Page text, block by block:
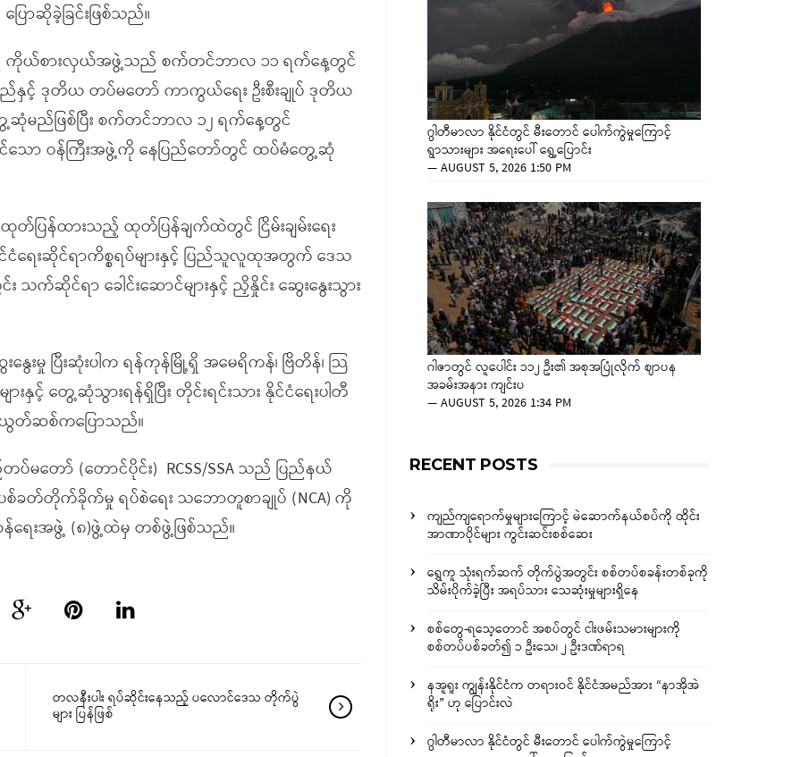
ာဆိုခဲ့ခြင်းဖြစ်သည်။
မည့် ကိုယ်စားလှယ်အဖွဲ့သည် စက်တင်ဘာလ ၁၁ ရက်နေ့တွင်
ည်နှင့် ဒုတိယ တပ်မတော် ကာကွယ်ရေး ဦးစီးချုပ် ဒုတိယ
ဆုံမည်ဖြစ်ပြီး စက်တင်ဘာလ ၁၂ ရက်နေ့တွင်
ာင်သော ဝန်ကြီးအဖွဲ့ကို နေပြည်တော်တွင် ထပ်မံတွေ့ဆုံ
ပြန်ထားသည့် ထုတ်ပြန်ချက်ထဲတွင် ငြိမ်းချမ်းရေး
ငံရေးဆိုင်ရာကိစ္စရပ်များနှင့် ပြည်သူလူထုအတွက် ဒေသ
သက်ဆိုင်ရာ ခေါင်းဆောင်များနှင့် ညှိနှိုင်း ဆွေးနွေးသွား
ေးမှု ပြီးဆုံးပါက ရန်ကုန်မြို့ရှိ အမေရိကန်၊ ဗြိတိန်၊ သြ
င့် တွေ့ဆုံသွားရန်ရှိပြီး တိုင်းရင်းသား နိုင်ငံရေးပါတီ
တ်ဆစ်ကပြောသည်။
ပ်မတော် (တောင်ပိုင်း) RCSS/SSA သည် ပြည်နယ်
တ်တိုက်ခိုက်မှု ရပ်စဲရေး သဘောတူစာချုပ် (NCA) ကို
ရေးအဖွဲ့ (၈)ဖွဲ့ထဲမှ တစ်ဖွဲ့ဖြစ်သည်။
တလနီးပါး ရပ်ဆိုင်းနေသည့် ပလောင်ဒေသ တိုက်ပွဲ
များ ပြန်ဖြစ်
ဂွါတီမာလာ နိုင်ငံတွင် မီးတောင် ပေါက်ကွဲမှုကြောင့်
ရွာသားများ အရေးပေါ် ရွှေ့ပြောင်း
—AUGUST 5, 2026 1:50 PM
ဂါဇာတွင် လူပေါင်း ၁၁၂ ဦး၏ အစုအပြုံလိုက် ဈာပန
အခမ်းအနား ကျင်းပ
—AUGUST 5, 2026 1:34 PM
RECENT POSTS
ကျည်ကျရောက်မှုများကြောင့် မဲဆောက်နယ်စပ်ကို ထိုင်း
အာဏာပိုင်များ ကွင်းဆင်းစစ်ဆေး
ရွှေကူ သုံးရက်ဆက် တိုက်ပွဲအတွင်း စစ်တပ်စခန်းတစ်ခုကို
သိမ်းပိုက်ခဲ့ပြီး အရပ်သား သေဆုံးမှုများရှိနေ
စစ်တွေ-ရသေ့တောင် အစပ်တွင် ငါးဖမ်းသမားများကို
စစ်တပ်ပစ်ခတ်၍ ၁ ဦးသေ၊ ၂ ဦးဒဏ်ရာရ
နအူရူး ကျွန်းနိုင်ငံက တရားဝင် နိုင်ငံအမည်အား “နာအိုအဲ
ရိုး” ဟု ပြောင်းလဲ
ဂွါတီမာလာ နိုင်ငံတွင် မီးတောင် ပေါက်ကွဲမှုကြောင့်